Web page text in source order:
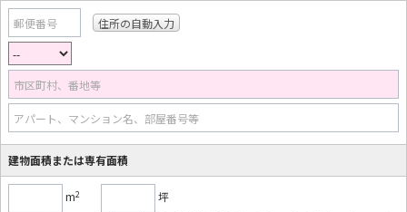
郵便番号
市区町村、番地等
アパート、マンション名、部屋番号等
建物面積または専有面積
m2
坪